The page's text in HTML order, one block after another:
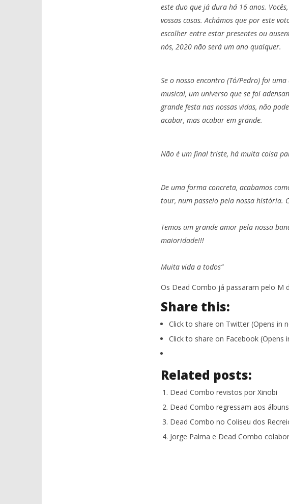
este duo que já dura há 16 anos.
vossas casas. Achámos que por este
escolher entre estar presentes ou
nós, 2020 não será um ano qualquer.
Se o nosso encontro (Tó/Pedro) foi
musical, um universo que se foi
grande festa nas nossas vidas, não
acabar, mas acabar em grande.
Não é um final triste, há muita coisa
De uma forma concreta, acabamos
tour, num passeio pela nossa história.
Temos um grande amor pela nossa
maioridade!!!
Muita vida a todos”
Os Dead Combo já passaram pelo M
Share this:
Click to share on Twitter (Opens in
Click to share on Facebook (Opens
Related posts:
Dead Combo revistos por Xinobi
Dead Combo regressam aos álbuns
Dead Combo no Coliseu dos
Jorge Palma e Dead Combo